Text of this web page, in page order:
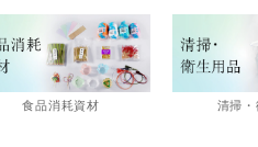
食品消耗資材 清掃